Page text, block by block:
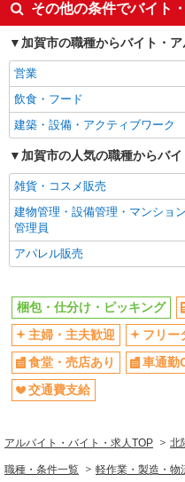
その他の条件でバイト
加賀市の職種からバイト・
営業
飲食・フード
建築・設備・アクティブワーク
加賀市の人気の職種からバ
雑貨・コスメ販売
建物管理・設備管理・マンション
管理員
アパレル販売
梱包・仕分け・ピッキング
主婦・主夫歓迎
フリー
食堂・売店あり
車通勤
交通費支給
アルバイト・バイト・求人TOP 北
職種・条件一覧 軽作業・製造・物